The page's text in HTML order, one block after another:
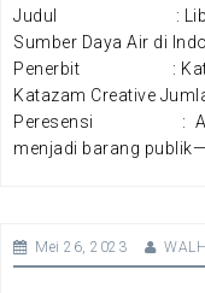
Judul :
Sumber Daya Air
Penerbit :
Katazam Creative
Peresensi :
menjadi barang
Mei 26, 2023